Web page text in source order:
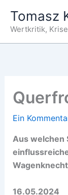
Inhalt
springen
Tomasz
Wertkritik,
Ein
Aus welchen
16.05.2024